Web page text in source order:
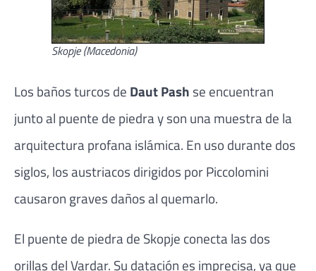
Skopje (Macedonia)
Los baños turcos de Daut Pash se encuentran
junto al puente de piedra y son una muestra de la
arquitectura profana islámica. En uso durante dos
siglos, los austriacos dirigidos por Piccolomini
causaron graves daños al quemarlo.
El puente de piedra de Skopje conecta las dos
orillas del Vardar. Su datación es imprecisa, ya que